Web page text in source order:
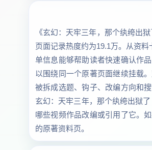
《玄幻：天牢三年，那个纨绔出
页面记录热度约为19.1万。从资
单信息能够帮助读者快速确认作
以围绕同一个原著页面继续挂载
被拆成选题、钩子、改编方向和
玄幻：天牢三年，那个纨绔出狱
哪些视频作品改编或引用了它。
的原著资料页。